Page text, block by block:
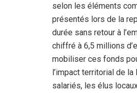
selon les éléments
présentés lors de la
durée sans retour à
chiffré à 6,5 millions
mobiliser ces fonds
l’impact territorial de
salariés, les élus